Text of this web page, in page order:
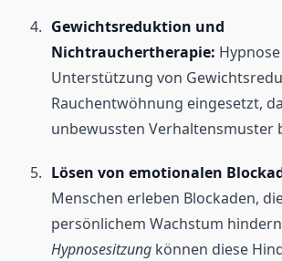
Gewichtsreduktion und
Nichtrauchertherapie:
Unterstützung von
Rauchentwöhnung eingesetzt,
unbewussten Verhaltensmuster
Lösen von emotionalen
Menschen erleben Blockaden,
persönlichem Wachstum
Hypnosesitzung können diese